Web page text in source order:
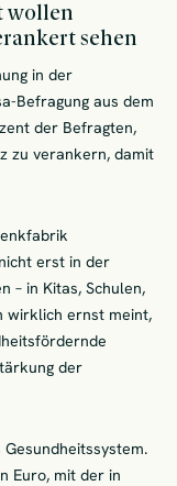
wollen
sehen
in der
Befragung aus dem
der Befragten,
zu verankern, damit
erst in der
– in Kitas, Schulen,
wirklich ernst meint,
der
Euro, mit der in